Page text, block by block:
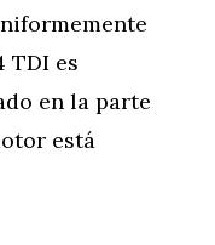
TDI es
en la parte
está